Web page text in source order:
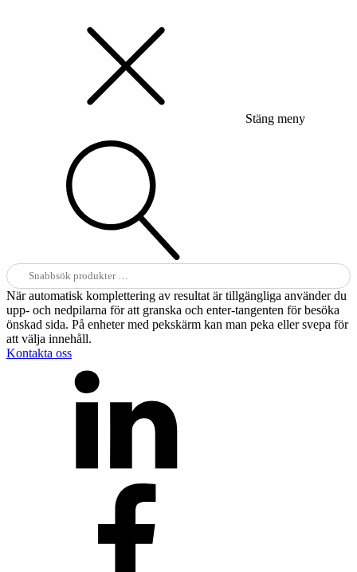
Stäng meny
Sök
efter:
När automatisk komplettering av resultat är tillgängliga använder du
upp- och nedpilarna för att granska och enter-tangenten för besöka
önskad sida. På enheter med pekskärm kan man peka eller svepa för
att välja innehåll.
Kontakta oss